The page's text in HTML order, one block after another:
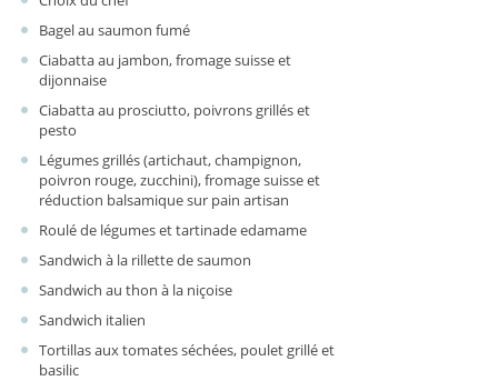
Bagel au saumon fumé
Ciabatta au jambon, fromage suisse et
dijonnaise
Ciabatta au prosciutto, poivrons grillés et
pesto
Légumes grillés (artichaut, champignon,
poivron rouge, zucchini), fromage suisse et
réduction balsamique sur pain artisan
Roulé de légumes et tartinade edamame
Sandwich à la rillette de saumon
Sandwich au thon à la niçoise
Sandwich italien
Tortillas aux tomates séchées, poulet grillé et
basilic